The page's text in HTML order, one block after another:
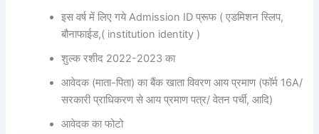
इस वर्ष में लिए गये Admission ID प्रूफ ( एडमिशन स्लिप,
बौनाफाईड,( institution identity )
शुल्क रशीद 2022-2023 का
आवेदक (माता-पिता) का बैंक खाता विवरण आय प्रमाण (फॉर्म 16A/
सरकारी प्राधिकरण से आय प्रमाण पत्र/ वेतन पर्ची, आदि)
आवेदक का फोटो